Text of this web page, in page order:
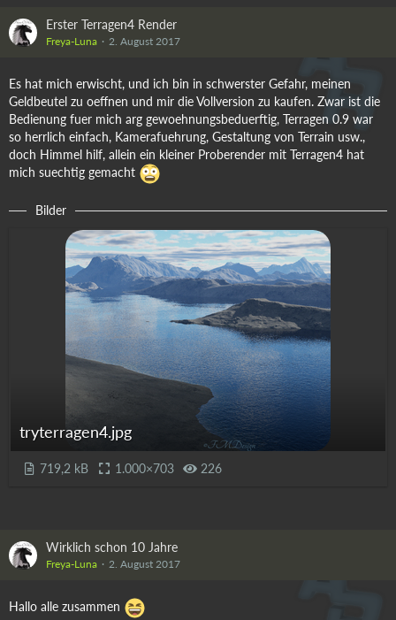
Erster Terragen4 Render
Freya-Luna 2. August 2017
Es hat mich erwischt, und ich bin in schwerster Gefahr, meinen
Geldbeutel zu oeffnen und mir die Vollversion zu kaufen. Zwar ist die
Bedienung fuer mich arg gewoehnungsbeduerftig, Terragen 0.9 war
so herrlich einfach, Kamerafuehrung, Gestaltung von Terrain usw.,
doch Himmel hilf, allein ein kleiner Proberender mit Terragen4 hat
mich suechtig gemacht
Bilder
tryterragen4.jpg
719,2 kB 1.000×703 226
Wirklich schon 10 Jahre
Freya-Luna 2. August 2017
Hallo alle zusammen